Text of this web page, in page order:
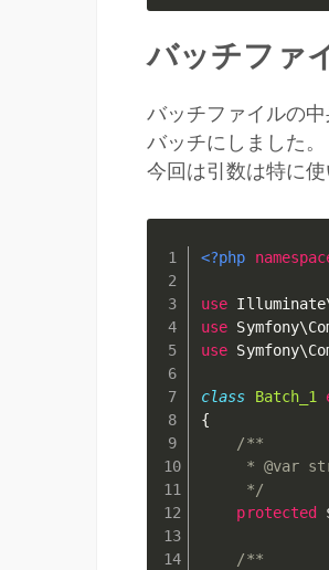
バッチファ
バッチファイルの
バッチにしました。
今回は引数は特に
<?php
use Illuminate
use Symfony\
use Symfony\
class Batch_1
{
/**
* @var
     */
protected
/**